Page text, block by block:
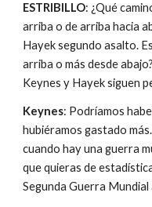
ESTRIBILLO: ¿Qué
arriba o de arriba hacia
Hayek segundo asalto.
arriba o más desde
Keynes y Hayek siguen
Keynes: Podríamos
hubiéramos gastado
cuando hay una guerra
que quieras de
Segunda Guerra